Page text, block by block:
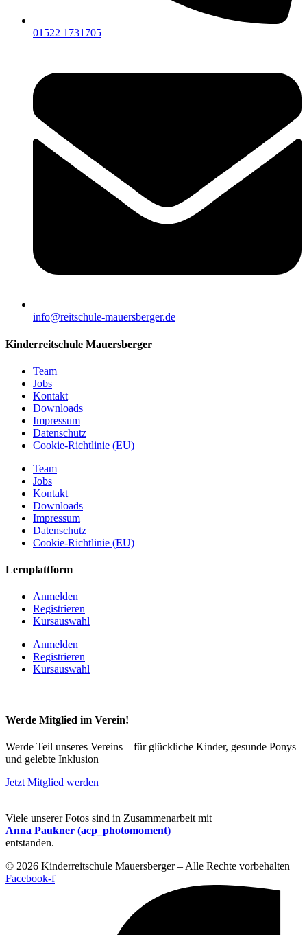
01522 1731705
info@reitschule-mauersberger.de
Kinderreitschule Mauersberger
Team
Jobs
Kontakt
Downloads
Impressum
Datenschutz
Cookie-Richtlinie (EU)
Team
Jobs
Kontakt
Downloads
Impressum
Datenschutz
Cookie-Richtlinie (EU)
Lernplattform
Anmelden
Registrieren
Kursauswahl
Anmelden
Registrieren
Kursauswahl
Werde Mitglied im Verein!
Werde Teil unseres Vereins – für glückliche Kinder, gesunde Ponys
und gelebte Inklusion
Jetzt Mitglied werden
Viele unserer Fotos sind in Zusammenarbeit mit
Anna Paukner (acp_photomoment)
entstanden.
© 2026 Kinderreitschule Mauersberger – Alle Rechte vorbehalten
Facebook-f